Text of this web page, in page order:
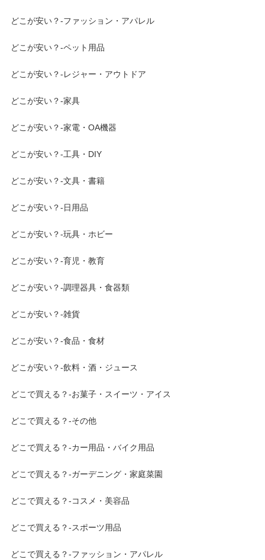
どこが安い？-ファッション・アパレル
どこが安い？-ペット用品
どこが安い？-レジャー・アウトドア
どこが安い？-家具
どこが安い？-家電・OA機器
どこが安い？-工具・DIY
どこが安い？-文具・書籍
どこが安い？-日用品
どこが安い？-玩具・ホビー
どこが安い？-育児・教育
どこが安い？-調理器具・食器類
どこが安い？-雑貨
どこが安い？-食品・食材
どこが安い？-飲料・酒・ジュース
どこで買える？-お菓子・スイーツ・アイス
どこで買える？-その他
どこで買える？-カー用品・バイク用品
どこで買える？-ガーデニング・家庭菜園
どこで買える？-コスメ・美容品
どこで買える？-スポーツ用品
どこで買える？-ファッション・アパレル